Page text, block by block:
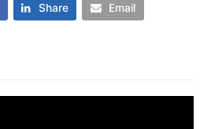
Share Email